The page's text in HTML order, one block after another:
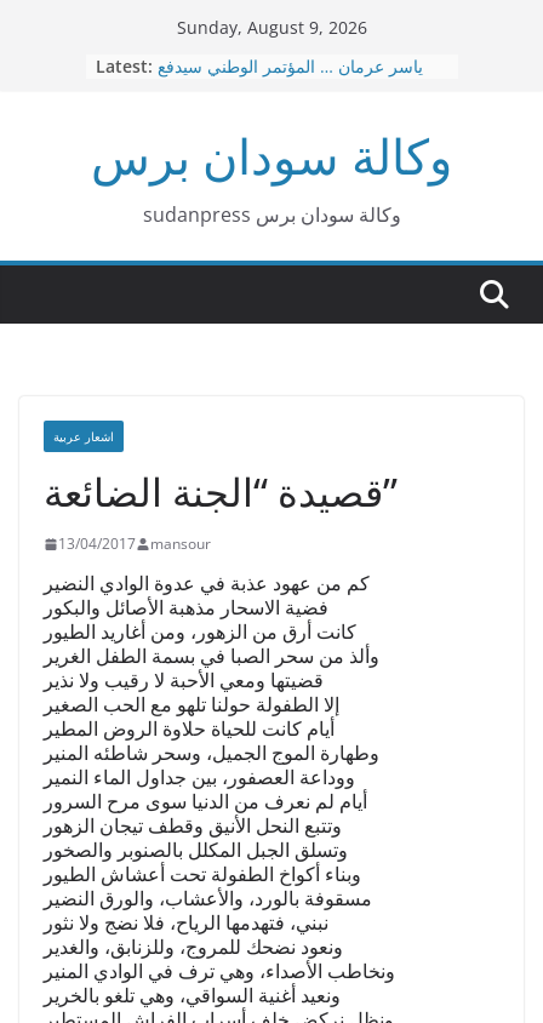
Sunday, August 9, 2026
Latest: ياسر عرمان … المؤتمر الوطني سيدفع
عاجل … نقل العاصمة الإدارية من
بورتسودان الي عطبرة
د. امين حسن عمر – الإسلاميون … لا توجد
صفقات
السوداني
وكالة سودان برس
sudanpress وكالة سودان برس
اشعار عربية
قصيدة “الجنة الضائعة”
13/04/2017 mansour
كم من عهود عذبة في عدوة الوادي النضير
فضية الاسحار مذهبة الأصائل والبكور
كانت أرق من الزهور، ومن أغاريد الطيور
وألذ من سحر الصبا في بسمة الطفل الغرير
قضيتها ومعي الأحبة لا رقيب ولا نذير
إلا الطفولة حولنا تلهو مع الحب الصغير
أيام كانت للحياة حلاوة الروض المطير
وطهارة الموج الجميل، وسحر شاطئه المنير
ووداعة العصفور، بين جداول الماء النمير
أيام لم نعرف من الدنيا سوى مرح السرور
وتتبع النحل الأنيق وقطف تيجان الزهور
وتسلق الجبل المكلل بالصنوبر والصخور
وبناء أكواخ الطفولة تحت أعشاش الطيور
مسقوفة بالورد، والأعشاب، والورق النضير
نبني، فتهدمها الرياح، فلا نضج ولا نثور
ونعود نضحك للمروج، وللزنابق، والغدير
ونخاطب الأصداء، وهي ترف في الوادي المنير
ونعيد أغنية السواقي، وهي تلغو بالخرير